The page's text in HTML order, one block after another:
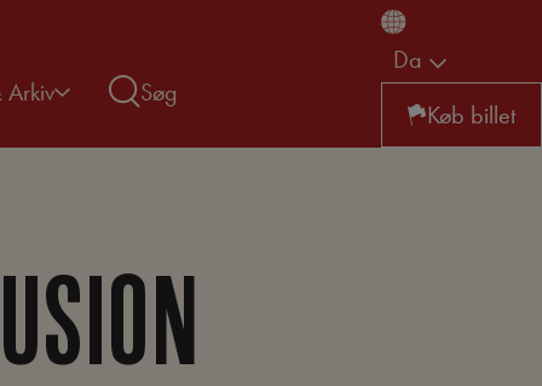
Arkiv Søg
Da
Køb billet